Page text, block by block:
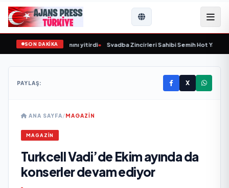
SON DAKİKA
59 yaşında yaşamını yitirdi• Svadba Zincirleri Sahibi Semih Hot Yaş
PAYLAŞ: X
ANA SAYFA/MAGAZİN
MAGAZİN
Turkcell Vadi’de Ekim ayında da
konserler devam ediyor